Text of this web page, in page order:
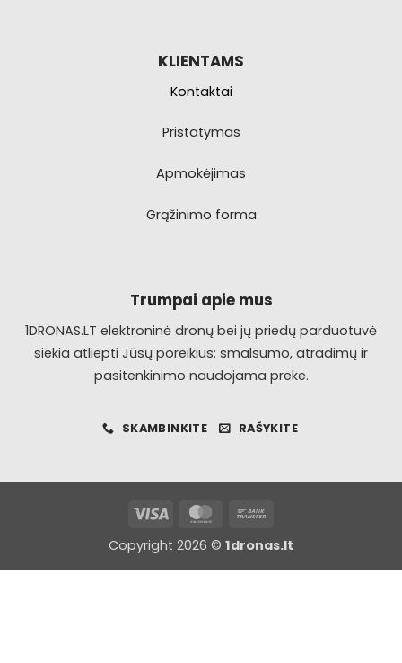
KLIENTAMS
Kontaktai
Pristatymas
Apmokėjimas
Grąžinimo forma
Trumpai apie mus
1DRONAS.LT elektroninė dronų bei jų priedų parduotuvė
siekia atliepti Jūsų poreikius: smalsumo, atradimų ir
pasitenkinimo naudojama preke.
SKAMBINKITE RAŠYKITE
Visa MasterCard
Copyright 2026 © 1dronas.lt